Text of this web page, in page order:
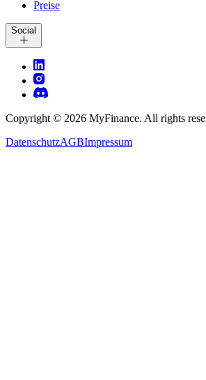
Preise
Social
Copyright © 2026 MyFinance. All rights
DatenschutzAGBImpressum